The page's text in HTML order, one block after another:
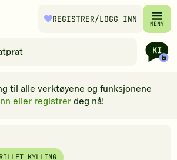
REGISTRER/LOGG INN MENY
til alle verktøyene og funksjonene
eller registrerdeg nå!
KYLLING